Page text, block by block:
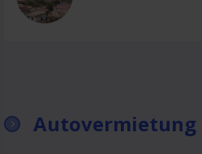
Autovermietung